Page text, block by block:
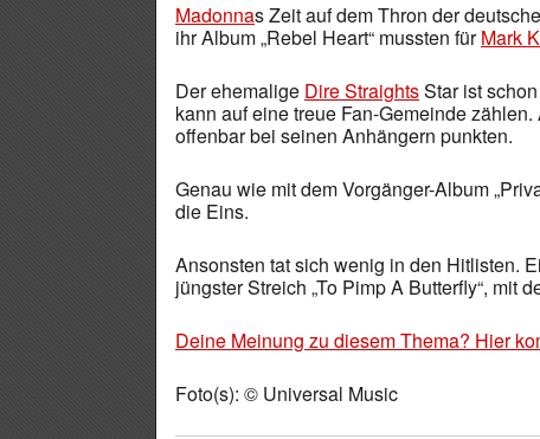
Madonnas Zeit auf dem Thron der
ihr Album „Rebel Heart“ mussten fürMark
Der ehemalige Dire StraightsStar ist
kann auf eine treue Fan-Gemeinde
offenbar bei seinen Anhängern punkten.
Genau wie mit dem Vorgänger-Album
die Eins.
Ansonsten tat sich wenig in den Hitlisten.
jüngster Streich „To Pimp A Butterfly“, mit
Deine Meinung zu diesem Thema? Hier
Foto(s): © Universal Music